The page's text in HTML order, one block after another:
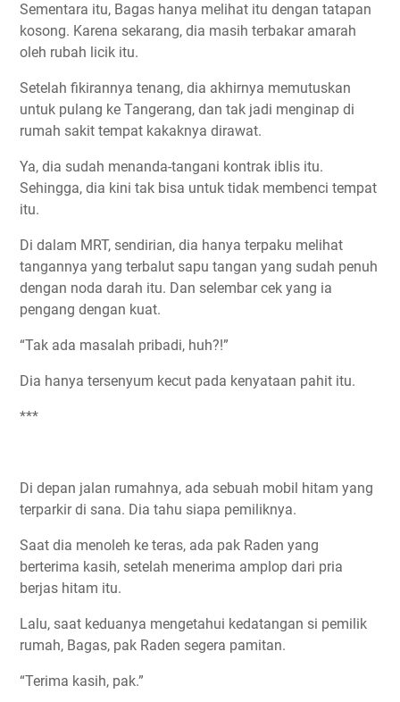
Sementara itu, Bagas hanya melihat itu dengan tatapan
kosong. Karena sekarang, dia masih terbakar amarah
oleh rubah licik itu.
Setelah fikirannya tenang, dia akhirnya memutuskan
untuk pulang ke Tangerang, dan tak jadi menginap di
rumah sakit tempat kakaknya dirawat.
Ya, dia sudah menanda-tangani kontrak iblis itu.
Sehingga, dia kini tak bisa untuk tidak membenci tempat
itu.
Di dalam MRT, sendirian, dia hanya terpaku melihat
tangannya yang terbalut sapu tangan yang sudah penuh
dengan noda darah itu. Dan selembar cek yang ia
pengang dengan kuat.
“Tak ada masalah pribadi, huh?!”
Dia hanya tersenyum kecut pada kenyataan pahit itu.
***
Di depan jalan rumahnya, ada sebuah mobil hitam yang
terparkir di sana. Dia tahu siapa pemiliknya.
Saat dia menoleh ke teras, ada pak Raden yang
berterima kasih, setelah menerima amplop dari pria
berjas hitam itu.
Lalu, saat keduanya mengetahui kedatangan si pemilik
rumah, Bagas, pak Raden segera pamitan.
“Terima kasih, pak.”